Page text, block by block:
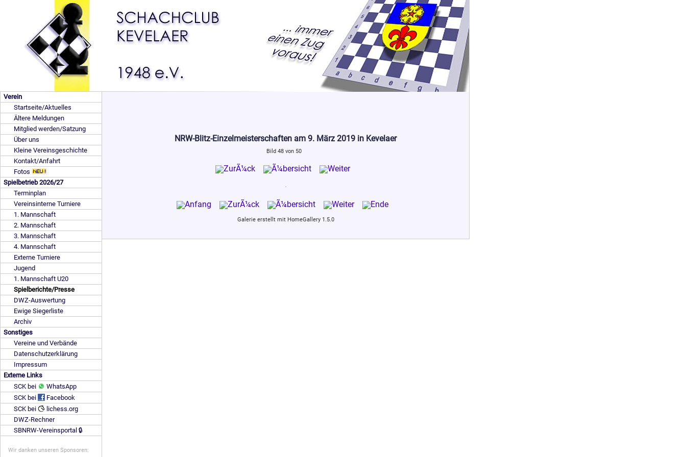
Verein
Startseite/Aktuelles
Ältere Meldungen
Mitglied werden/Satzung
Über uns
Kleine Vereinsgeschichte
Kontakt/Anfahrt
Fotos
Spielbetrieb 2026/27
Terminplan
Vereinsinterne Turniere
1. Mannschaft
2. Mannschaft
3. Mannschaft
4. Mannschaft
Externe Turniere
Jugend
1. Mannschaft U20
Spielberichte/Presse
DWZ-Auswertung
Ewige Siegerliste
Archiv
Sonstiges
Vereine und Verbände
Datenschutzerklärung
Impressum
Externe Links
SCK bei
WhatsApp
SCK bei
Facebook
SCK bei
lichess.org
DWZ-Rechner
SBNRW-Vereinsportal 🔒
Wir danken unseren Sponsoren:
NRW-Blitz-Einzelmeisterschaften am 9. März 2019 in Kevelaer
Bild 48 von 50
Galerie erstellt mit HomeGallery 1.5.0